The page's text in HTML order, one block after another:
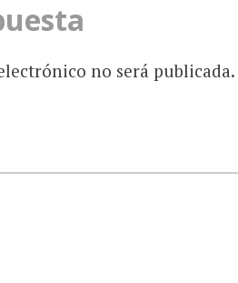
no será publicada.